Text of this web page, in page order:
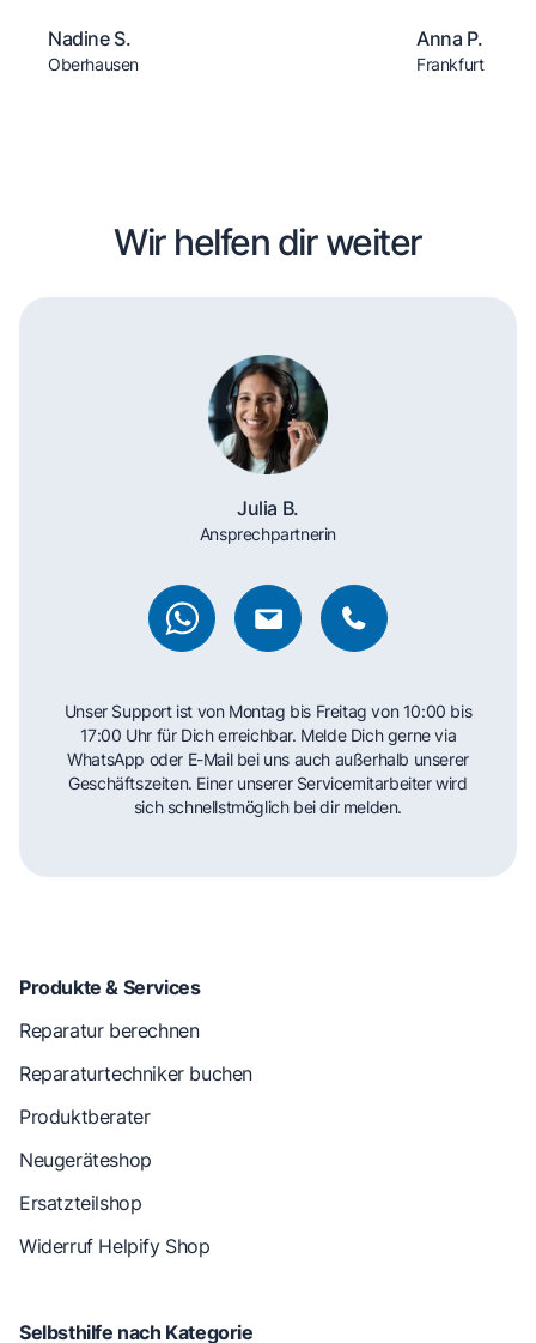
Nadine S.
Oberhausen
Anna P.
Frankfurt
Wir helfen dir weiter
Julia B.
Ansprechpartnerin
Unser Support ist von Montag bis Freitag von 10:00 bis
17:00 Uhr für Dich erreichbar. Melde Dich gerne via
WhatsApp oder E-Mail bei uns auch außerhalb unserer
Geschäftszeiten. Einer unserer Servicemitarbeiter wird
sich schnellstmöglich bei dir melden.
Produkte & Services
Reparatur berechnen
Reparaturtechniker buchen
Produktberater
Neugeräteshop
Ersatzteilshop
Widerruf Helpify Shop
Selbsthilfe nach Kategorie